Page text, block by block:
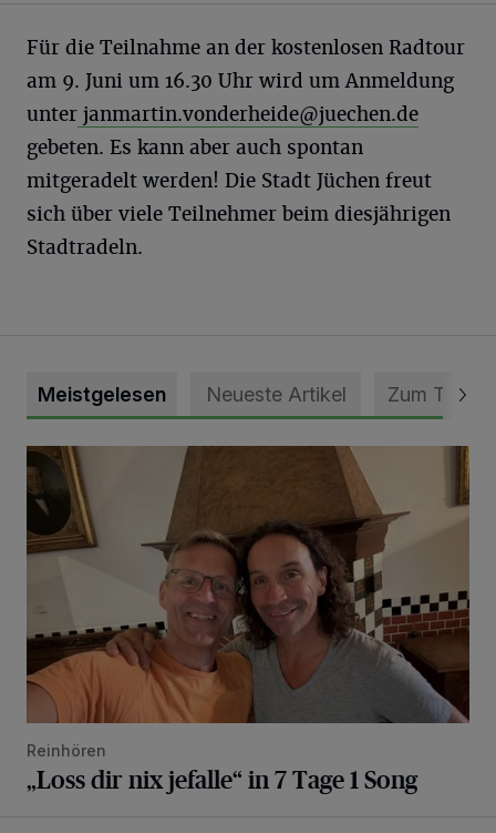
Für die Teilnahme an der kostenlosen Radtour
am 9. Juni um 16.30 Uhr wird um Anmeldung
unter janmartin.vonderheide@juechen.de
gebeten. Es kann aber auch spontan
mitgeradelt werden! Die Stadt Jüchen freut
sich über viele Teilnehmer beim diesjährigen
Stadtradeln.
Meistgelesen Neueste Artikel Zum Thema
„Loss dir nix jefalle“ in 7 Tage 1 Song
Reinhören
„Loss dir nix jefalle“ in 7 Tage 1 Song